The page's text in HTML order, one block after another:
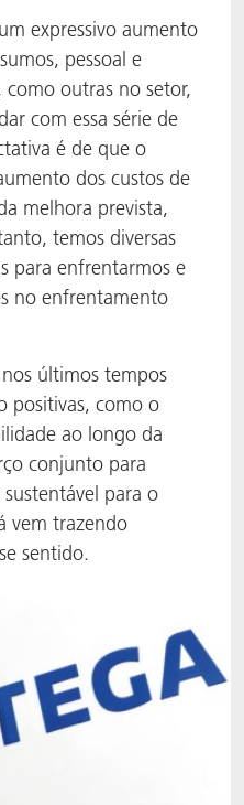
expressivo aumento
pessoal e
como outras no setor,
com essa série de
é de que o
dos custos de
melhora prevista,
temos diversas
para enfrentarmos e
no enfrentamento
últimos tempos
positivas, como o
ao longo da
conjunto para
para o
vem trazendo
sentido.